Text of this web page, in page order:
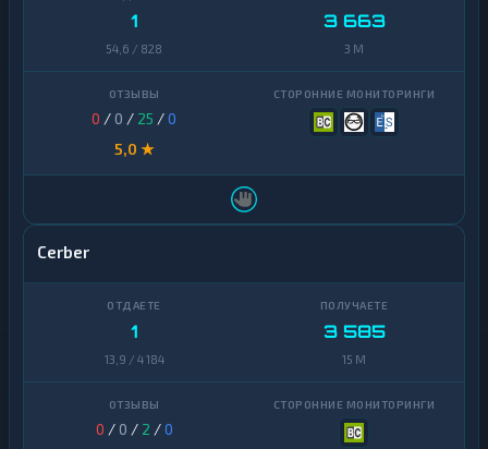
1
54,6 / 828
3 663
3 M
0 / 0 / 25 /0
5,0 ★
Cerber
1
13,9 / 4 184
3 585
15 M
0 / 0 / 2 /0